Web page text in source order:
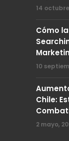
14
Cómo
10
Chile:
2 mayo,